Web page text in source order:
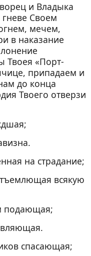
Своем
мечем,
в наказание
Твоея «Порт-
припадаем и
до конца
Твоего отверзи
на страдание;
подающая;
спасающая;